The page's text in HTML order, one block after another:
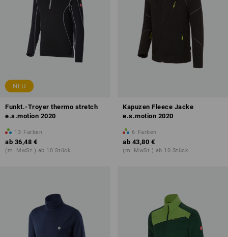
NEU
Funkt.-Troyer thermo stretch
e.s.motion 2020
13 Farben
ab 36,48 €
(m. MwSt.) ab 10 Stück
Kapuzen Fleece Jacke
e.s.motion 2020
6 Farben
ab 43,80 €
(m. MwSt.) ab 10 Stück